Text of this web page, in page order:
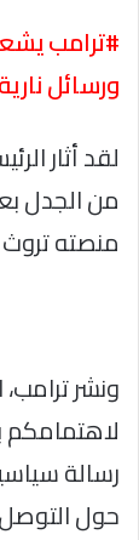
#ترامب
ورسائل
لقد أثار
من الجدل
منصته
ونشر
لاهتمامكم
رسالة
حول